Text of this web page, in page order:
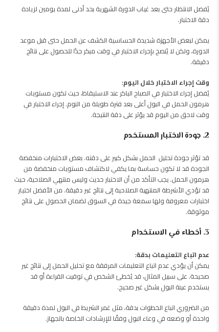
يُفضل الانتظار حتى بعد غياب الدورة الشهرية بحد أدنى لمدة يومين لزيادة
دقة الاختبار.
يمكن لبعض الأجهزة شديدة الحساسية الكشف عن الحمل حتى قبل موعد
الدورة، ولكن لا يُنصح بإجراء الاختبار في وقت مبكر جدًا للحصول على نتائج
دقيقة.
وقت إجراء الاختبار خلال اليوم:
يُفضل إجراء الاختبار في الصباح الباكر عند الاستيقاظ، حيث تكون مستويات
هرمون الحمل في البول أعلى بعد فترة طويلة من النوم. إجراء الاختبار في
وقت لاحق من اليوم قد يؤثر على دقة النتيجة.
2. جودة الاختبار المستخدم
قد تؤثر جودة تحليل الحمل بشكل كبير على دقته. بعض الاختبارات منخفضة
الجودة قد لا تكون حساسة بما يكفي لاكتشاف مستويات منخفضة من
هرمون الحمل.يجب التأكد من أن الاختبار حديث وليس منتهي الصلاحية، حيث
قد تؤدي الأشرطة المنتهية الصلاحية إلى نتائج غير دقيقة. من الأفضل اختيار
اختبارات معروفة ولها سمعة جيدة في السوق لضمان الحصول على نتائج
موثوقة.
3. أخطاء في الاستخدام
عدم اتباع التعليمات بدقة:
يمكن أن يؤدي عدم اتباع التعليمات المرفقة مع تحليل الحمل إلى نتائج غير
صحيحة. على سبيل المثال، قد يُخطئ الشخص في توقيت القراءة أو قد
يستخدم عينة البول بشكل غير صحيح.
من الضروري اتباع الخطوات بدقة، مثل غمر الشريط في البول لمدة دقيقة
واحدة أو وضعه في وعاء البول وفقًا للإرشادات الخاصة بالجهاز.